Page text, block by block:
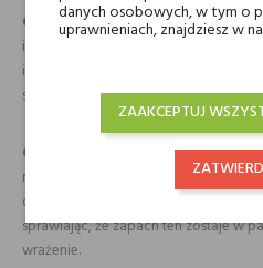
Cubianajlepiej sprawdza się jesienią i
intensywność doskonale współgrają z
idealny wybór zarówno na co dzień,
spotkania, a także romantyczne
Co wyróżnia te perfumy?Cubia
niepowtarzalnym balansem pomiędzy
owoców. Subtelna zadziorność
sprawiając, że zapach ten zostaje w
wrażenie.
danych osobowych, w tym o
uprawnieniach, znajdziesz w
ZAAKCEPTUJ